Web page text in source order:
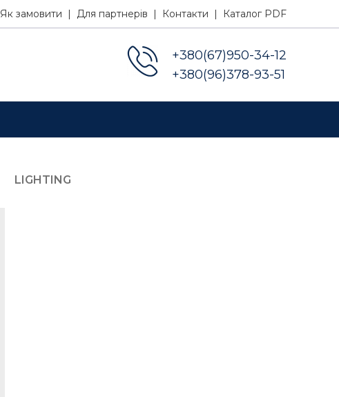
Як замовити | Для партнерів | Контакти | Каталог PDF
+380(67)950-34-12
+380(96)378-93-51
LIGHTING